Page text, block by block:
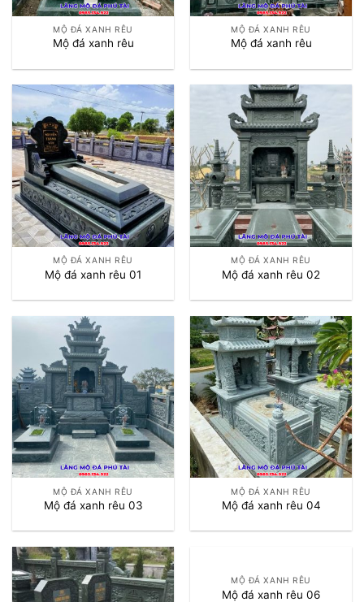
MỘ ĐÁ XANH RÊU
Mộ đá xanh rêu
MỘ ĐÁ XANH RÊU
Mộ đá xanh rêu
MỘ ĐÁ XANH RÊU
Mộ đá xanh rêu 01
MỘ ĐÁ XANH RÊU
Mộ đá xanh rêu 02
MỘ ĐÁ XANH RÊU
Mộ đá xanh rêu 03
MỘ ĐÁ XANH RÊU
Mộ đá xanh rêu 04
MỘ ĐÁ XANH RÊU
Mộ đá xanh rêu 06